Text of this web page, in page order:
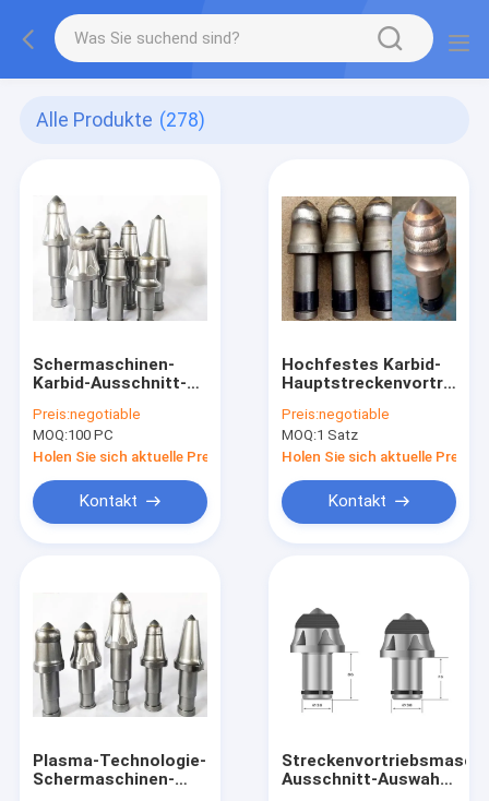
Alle Produkte (278)
Schermaschinen-
Karbid-Ausschnitt-
mit kupfernem
basiertem Lötmittel
und Fluss
Preis:negotiable
MOQ:100 PC
Holen Sie sich aktuelle Preis
Kontakt
Hochfestes Karbid-
Stückchen Soem aus
Preis:negotiable
MOQ:1 Satz
Holen Sie sich aktuelle Preis
Kontakt
Plasma-Technologie-
Schermaschinen-
Ausschnitt-Auswahl-